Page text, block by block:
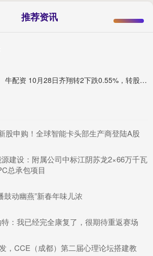
推荐资讯
牛配资 10月28日齐翔转2下跌0.55%，转股溢价率34.03%
股申购！全球智能卡头部生产商登陆A股
建设：附属公司中标江阴苏龙2×66万千瓦
总承包项目
鼓动幽燕”新春年味儿浓
：我已经完全康复了，很期待重返赛场
，CCE（成都）第二届心理论坛搭建教